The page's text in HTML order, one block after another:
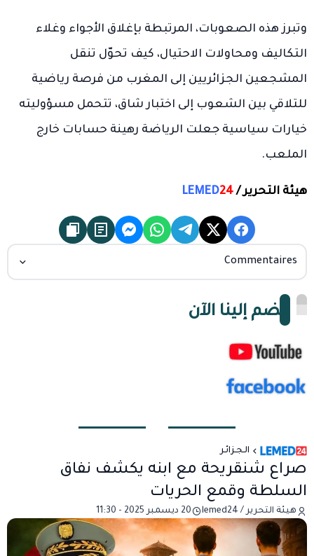
وتبرز هذه الصعوبات، المرتبطة بإغلاق الأجواء وغلاء
التكاليف ومحاولات الاحتيال، كيف تحوّل تنقل
المشجعين الجزائريين إلى المغرب من فرصة رياضية
للتلاقي بين الشعوب إلى اختبار شاق، تتحمل مسؤوليته
خيارات سياسية جعلت الرياضة رهينة حسابات خارج
الملعب.
هيئة التحرير / LEMED24
Commentaires
انضم إلينا الآن
الـجـزائـر
صراع شنقريحة مع ابنه يكشف نفاق
السلطة وقمع الحريات
هيئة التحرير / lemed24 20 ديسمبر 2025 - 11:30